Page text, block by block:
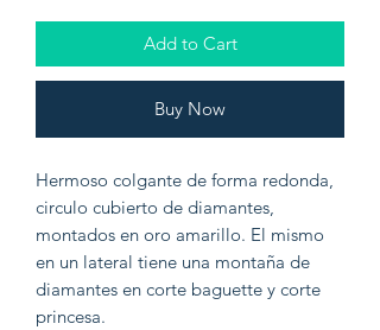
Add to Cart
Buy Now
Hermoso colgante de forma redonda,
circulo cubierto de diamantes,
montados en oro amarillo. El mismo
en un lateral tiene una montaña de
diamantes en corte baguette y corte
princesa.